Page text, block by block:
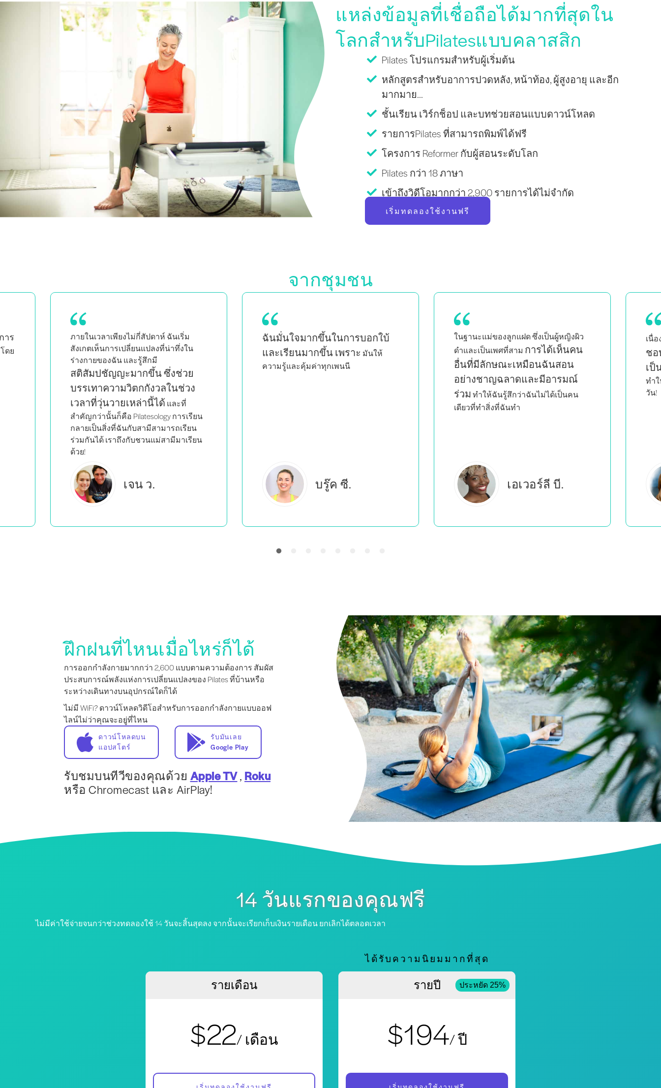
แหล่งข้อมูลที่เชื่อถือได้มากที่สุดใน
โลกสำหรับPilatesแบบคลาสสิก
Pilates โปรแกรมสำหรับผู้เริ่มต้น
หลักสูตรสำหรับอาการปวดหลัง, หน้าท้อง, ผู้สูงอายุ และอีก
มากมาย...
ชั้นเรียน เวิร์กช็อป และบทช่วยสอนแบบดาวน์โหลด
รายการPilates ที่สามารถพิมพ์ได้ฟรี
โครงการ Reformer กับผู้สอนระดับโลก
Pilates กว่า 18 ภาษา
เข้าถึงวิดีโอมากกว่า 2,900 รายการได้ไม่จำกัด
เริ่มทดลองใช้งานฟรี
จากชุมชน
ฉันมั่นใจมากขึ้นในการบอกใบ้
และเรียนมากขึ้น เพราะมันให้
ความรู้และคุ้มค่าทุกเพนนี
บรู๊ค ซี.
ในฐานะแม่ของลูกแฝด ซึ่งเป็นผู้หญิงผิว
ดำและเป็นเพศที่สาม การได้เห็นคน
อื่นที่มีลักษณะเหมือนฉันสอน
เอเวอร์ลี บี.
เนื่องจากเป็นคุณแม่ที่ยุ่งมากฉันจึง
ชอบที่การออกกำลังกายที่บ้าน
เป็นเรื่องง่ายมากความก้าวหน้า
ทำให้ฉันกลับมาออกกำลังกายที่บ้านทุก
วัน!
เอสเตลลา เอส.
ออ
ปรั
ปัญ
เรีย
ฝึกฝนที่ไหนเมื่อไหร่ก็ได้
การออกกำลังกายมากกว่า 2,600 แบบตามความต้องการ สัมผัส
ประสบการณ์พลังแห่งการเปลี่ยนแปลงของ Pilates ที่บ้านหรือ
ระหว่างเดินทางบนอุปกรณ์ใดก็ได้
ไม่มี WiFi? ดาวน์โหลดวิดีโอสำหรับการออกกำลังกายแบบออฟ
ไลน์ไม่ว่าคุณจะอยู่ที่ไหน
ดาวน์โหลดบน
แอปสโตร์
รับมันเลย
Google Play
รับชมบนทีวีของคุณด้วย Apple TV, Roku
หรือ Chromecast และ AirPlay!
14 วันแรกของคุณฟรี
ไม่มีค่าใช้จ่ายจนกว่าช่วงทดลองใช้ 14 วันจะสิ้นสุดลง จากนั้นจะเรียกเก็บเงินรายเดือน ยกเลิกได้ตลอดเวลา
รายเดือน
$22/ เดือน
ได้รับความนิยมมากที่สุด
รายปี ประหยัด 25%
$194/ ปี